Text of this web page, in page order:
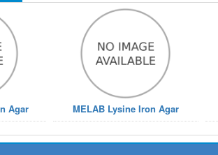
Agar MELAB Lysine Iron Agar